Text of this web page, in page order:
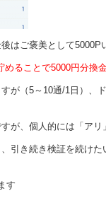
はご褒美として5000P
めることで5000円分換
が（5～10通/1日）、
が、個人的には「アリ
引き続き検証を続けた
す